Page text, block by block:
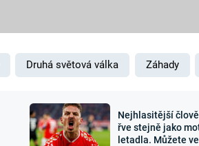
MARS
Záhady a
Druhá světová válka Záhady
Nejhlasitější
řve stejně jako
letadla. Můžete